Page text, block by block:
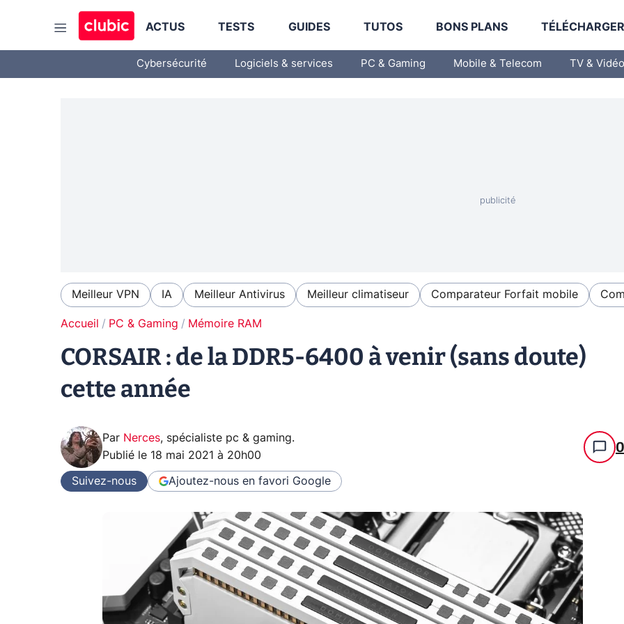
ACTUS TESTS GUIDES TUTOS BONS PLANS
Cybersécurité Logiciels & services PC & Gaming Mobile & Telecom TV & Vidéo
Meilleur VPN IA Meilleur Antivirus Meilleur climatiseur Comparateur Forfait mobile
Accueil PC & Gaming Mémoire RAM
CORSAIR : de la DDR5-6400 à venir (sans doute)
cette année
Par Nerces, spécialiste pc & gaming.
Publié le 18 mai 2021 à 20h00 0
Suivez-nous Ajoutez-nous en favori Google